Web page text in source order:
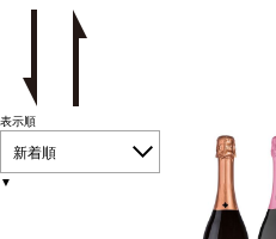
表示順
新着順
▼